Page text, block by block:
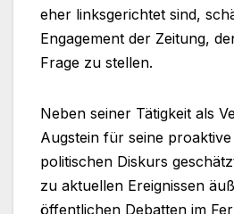
eher linksgerichtet sind,
Engagement der Zeitung,
Frage zu stellen.
Neben seiner Tätigkeit als
Augstein für seine
politischen Diskurs
zu aktuellen Ereignissen
öffentlichen Debatten im